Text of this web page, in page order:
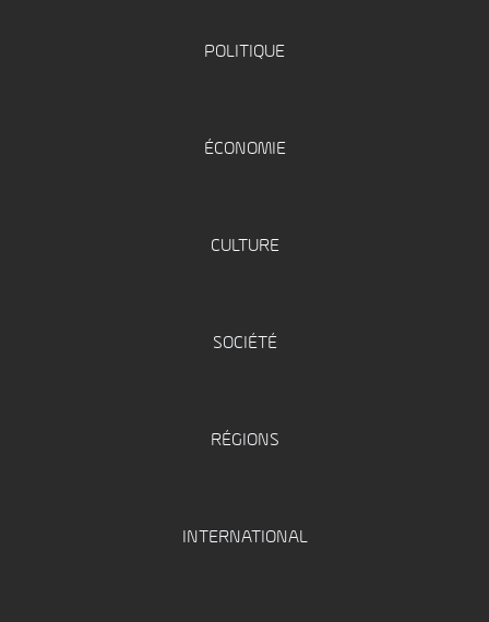
POLITIQUE
ÉCONOMIE
CULTURE
SOCIÉTÉ
RÉGIONS
INTERNATIONAL